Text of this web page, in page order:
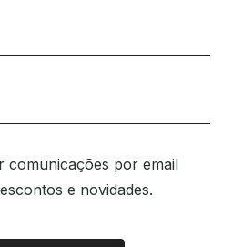
um
comunicações por email
e novidades.